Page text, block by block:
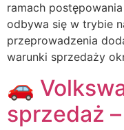
ramach
odbywa się w trybie
przeprowadzenia
warunki sprzedaży
🚗
sprzedaż –